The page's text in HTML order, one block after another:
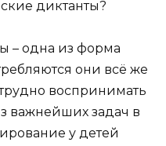
диктанты?
– одна из форма
они всё же
воспринимать
важнейших задач в
у детей